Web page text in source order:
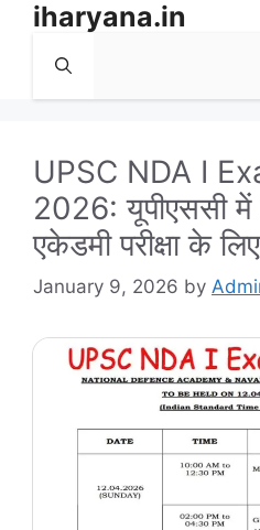
Skip
content
iharyana.in
UPSC NDA I
2026: यूपीएससी
एकेडमी परीक्षा के
January 9, 2026 by